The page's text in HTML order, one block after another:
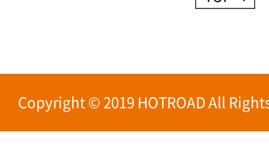
Copyright © 2019 HOTROAD All